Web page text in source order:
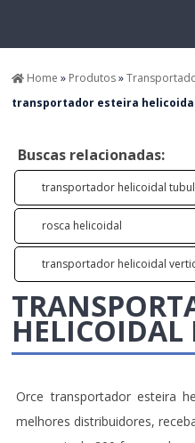
Home » Produtos»
transportador esteira
Buscas relacionadas:
transportador helicoidal
rosca helicoidal
transportador helicoidal
HELICOIDAL
Orce transportador esteira
melhores distribuidores,